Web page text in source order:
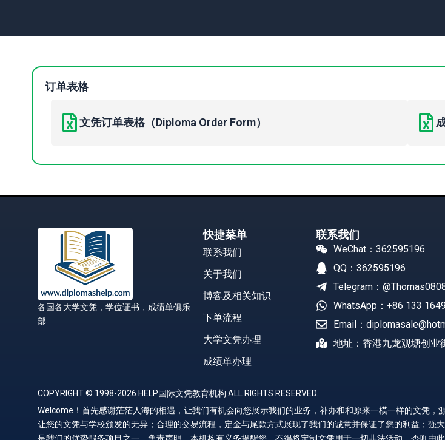
订单表格
文凭订单表格（Diploma Order Form）
各国各大学文凭，学位证书，成绩单俱乐
部
快捷菜单
联系我们
关于我们
博客及相关知识
下单流程
大学文凭办理
成绩单办理
联系我们
WeChat：362595196
QQ：362595196
Telegram：
WhatsApp：+86 133
Email：
地址：香港九龙观塘创业
COPYRIGHT © 1998-2026 HELP国际文凭教育机构 ALL RIGHTS RESERVED.
Welcome！首先感谢茫茫人海的相遇，让我们有机会向您展示我们的业务，补办和和原来一模一样的文凭
让您的文凭与学校颁发的无异；合理的交易流程，定金与尾款方式展现了我们的诚意并保证了您的利益；
是我们的优势服务项目之一。免责声明，本机构有义务提醒您，不得将定制文凭用于一切非法活动，否则